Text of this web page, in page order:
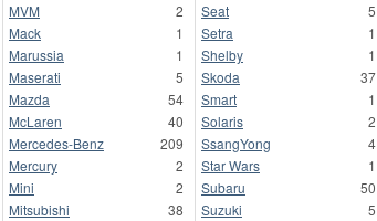
MVM
2
Mack
1
Marussia
1
Maserati
5
Mazda
54
McLaren
40
Mercedes-Benz
209
Mercury
2
Mini
2
Mitsubishi
38
Seat
5
Setra
1
Shelby
1
Skoda
37
Smart
1
Solaris
2
SsangYong
4
Star Wars
1
Subaru
50
Suzuki
5